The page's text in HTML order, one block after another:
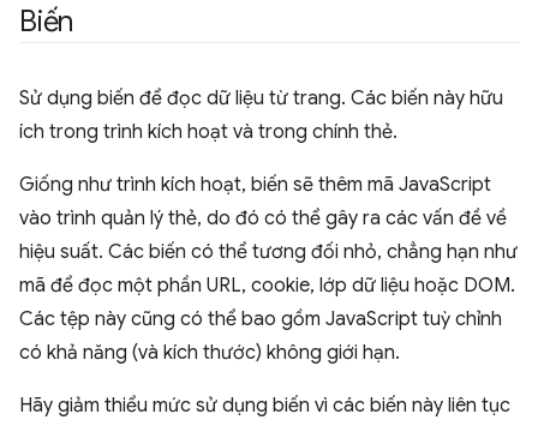
Biến
Sử dụng biến để đọc dữ liệu từ trang. Các biến này hữu
ích trong trình kích hoạt và trong chính thẻ.
Giống như trình kích hoạt, biến sẽ thêm mã JavaScript
vào trình quản lý thẻ, do đó có thể gây ra các vấn đề về
hiệu suất. Các biến có thể tương đối nhỏ, chẳng hạn như
mã để đọc một phần URL, cookie, lớp dữ liệu hoặc DOM.
Các tệp này cũng có thể bao gồm JavaScript tuỳ chỉnh
có khả năng (và kích thước) không giới hạn.
Hãy giảm thiểu mức sử dụng biến vì các biến này liên tục